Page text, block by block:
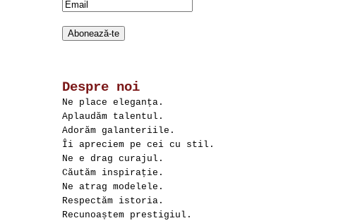
Despre noi
Ne place eleganța.
Aplaudăm talentul.
Adorăm galanteriile.
Îi apreciem pe cei cu stil.
Ne e drag curajul.
Căutăm inspirație.
Ne atrag modelele.
Respectăm istoria.
Recunoaștem prestigiul.